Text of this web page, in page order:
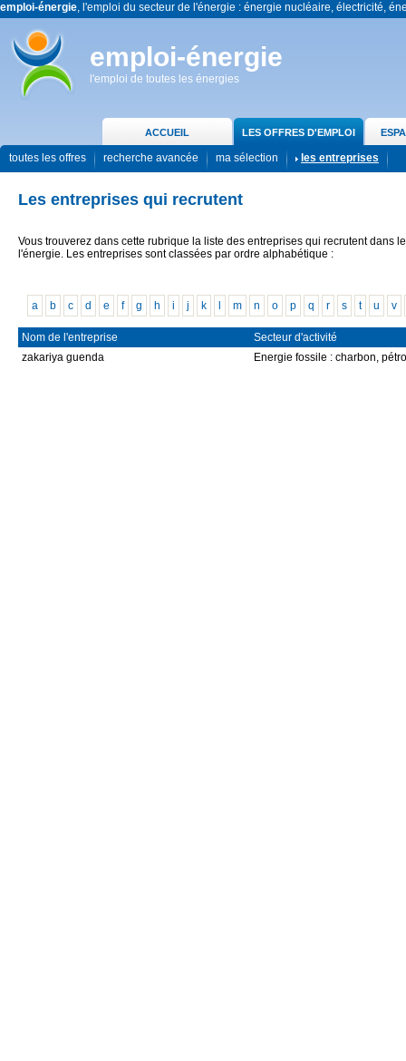
emploi-énergie, l'emploi du secteur de l'énergie : énergie nucléaire, électricité,
emploi-énergie
l'emploi de toutes les énergies
ACCUEIL LES OFFRES D'EMPLOI
toutes les offres recherche avancée ma sélection les entreprises
Les entreprises qui recrutent
Vous trouverez dans cette rubrique la liste des entreprises qui recrutent dans
l'énergie. Les entreprises sont classées par ordre alphabétique :
a b c d e f g h i j k m n o p q r s t u v
Nom de l'entreprise
Secteur d'activité
zakariya guenda
Energie fossile : charbon,